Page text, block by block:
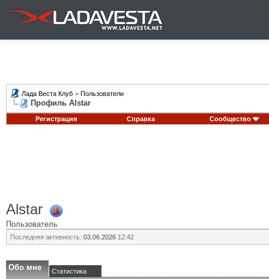
Лада Веста Клуб > Пользователи
Профиль Alstar
Регистрация Справка Сообщество
Alstar
Пользователь
Последняя активность: 03.06.2026 12:42
Обо мне Статистика